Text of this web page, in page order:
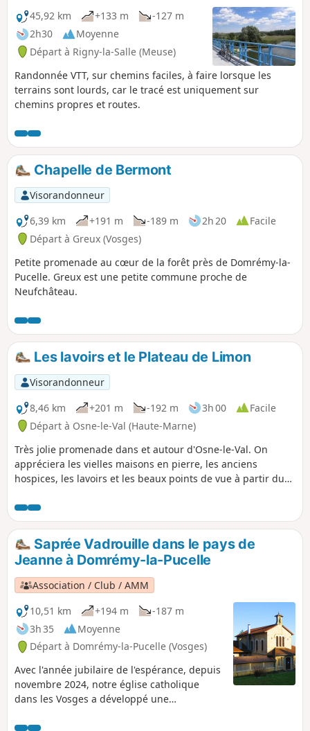
45,92 km
+133 m
-127 m
2h30
Moyenne
Départ à Rigny-la-Salle (Meuse)
Randonnée VTT, sur chemins faciles, à faire lorsque les
terrains sont lourds, car le tracé est uniquement sur
chemins propres et routes.
Chapelle de Bermont
Visorandonneur
6,39 km
+191 m -189 m 2h 20
Facile
Départ à Greux (Vosges)
Petite promenade au cœur de la forêt près de Domrémy-la-
Pucelle. Greux est une petite commune proche de
Neufchâteau.
Les lavoirs et le Plateau de Limon
Visorandonneur
8,46 km
+201 m -192 m 3h 00
Facile
Départ à Osne-le-Val (Haute-Marne)
Très jolie promenade dans et autour d'Osne-le-Val. On
appréciera les vielles maisons en pierre, les anciens
hospices, les lavoirs et les beaux points de vue à partir du
Saprée Vadrouille dans le pays de
Jeanne à Domrémy-la-Pucelle
Association / Club / AMM
10,51 km
+194 m
-187 m
3h 35
Moyenne
Départ à Domrémy-la-Pucelle (Vosges)
Avec l'année jubilaire de l'espérance, depuis
novembre 2024, notre église catholique
dans les Vosges a développé une
voyage pour des chemins d'espérance »,